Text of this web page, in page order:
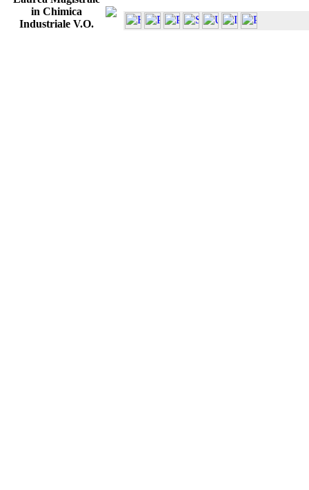
in Chimica
Industriale V.O.